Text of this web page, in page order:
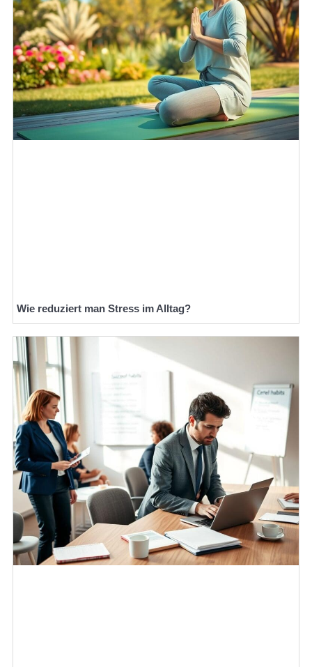
Wie reduziert man Stress im Alltag?